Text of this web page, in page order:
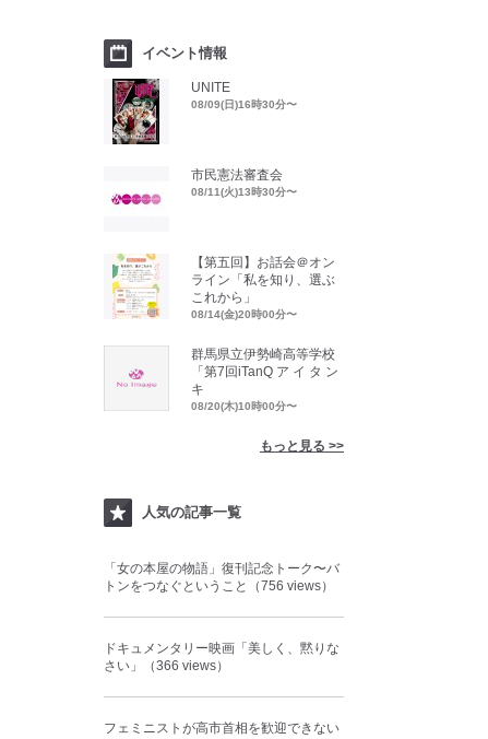
イベント情報
UNITE
08/09(日)16時30分〜
市民憲法審査会
08/11(火)13時30分〜
【第五回】お話会＠オン
ライン「私を知り、選ぶ
これから」
08/14(金)20時00分〜
群馬県立伊勢崎高等学校
「第7回iTanQ ア イ タ ン
キ
08/20(木)10時00分〜
もっと見る >>
人気の記事一覧
「女の本屋の物語」復刊記念トーク〜バ
トンをつなぐということ（756 views）
ドキュメンタリー映画「美しく、黙りな
さい」（366 views）
フェミニストが高市首相を歓迎できない